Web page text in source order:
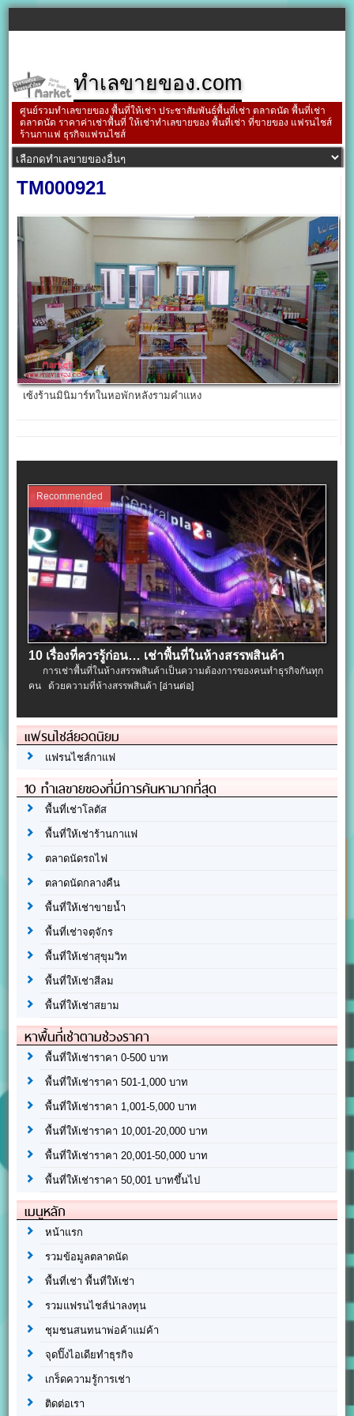
ทำเลขายของ.com
ศูนย์รวมทำเลขายของ พื้นที่ให้เช่า ประชาสัมพันธ์พื้นที่เช่า ตลาดนัด พื้นที่เช่า
ตลาดนัด ราคาค่าเช่าพื้นที่ ให้เช่าทำเลขายของ พื้นที่เช่า ที่ขายของ แฟรนไชส์
ร้านกาแฟ ธุรกิจแฟรนไชส์
TM000921
เซ้งร้านมินิมาร์ทในหอพักหลังรามคำแหง
Recommended
10 เรื่องที่ควรรู้ก่อน… เช่าพื้นที่ในห้างสรรพสินค้า
การเช่าพื้นที่ในห้างสรรพสินค้าเป็นความต้องการของคนทำธุรกิจกันทุก
คน ด้วยความที่ห้างสรรพสินค้า [อ่านต่อ]
แฟรนไชส์ยอดนิยม
แฟรนไชส์กาแฟ
10 ทำเลขายของที่มีการค้นหามากที่สุด
พื้นที่เช่าโลตัส
พื้นที่ให้เช่าร้านกาแฟ
ตลาดนัดรถไฟ
ตลาดนัดกลางคืน
พื้นที่ให้เช่าขายน้ำ
พื้นที่เช่าจตุจักร
พื้นที่ให้เช่าสุขุมวิท
พื้นที่ให้เช่าสีลม
พื้นที่ให้เช่าสยาม
หาพื้นที่เช่าตามช่วงราคา
พื้นที่ให้เช่าราคา 0-500 บาท
พื้นที่ให้เช่าราคา 501-1,000 บาท
พื้นที่ให้เช่าราคา 1,001-5,000 บาท
พื้นที่ให้เช่าราคา 10,001-20,000 บาท
พื้นที่ให้เช่าราคา 20,001-50,000 บาท
พื้นที่ให้เช่าราคา 50,001 บาทขึ้นไป
เมนูหลัก
หน้าแรก
รวมข้อมูลตลาดนัด
พื้นที่เช่า พื้นที่ให้เช่า
รวมแฟรนไชส์น่าลงทุน
ชุมชนสนทนาพ่อค้าแม่ค้า
จุดปิ๊งไอเดียทำธุรกิจ
เกร็ดความรู้การเช่า
ติดต่อเรา